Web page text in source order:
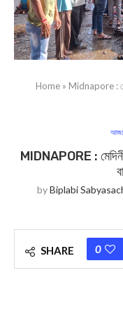
Home» Midnapore :
MIDNAPORE :
byBiplabi
SHARE 0